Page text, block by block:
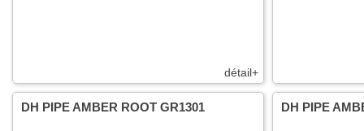
détail+
DH PIPE AMBER ROOT GR1301 DH PIPE